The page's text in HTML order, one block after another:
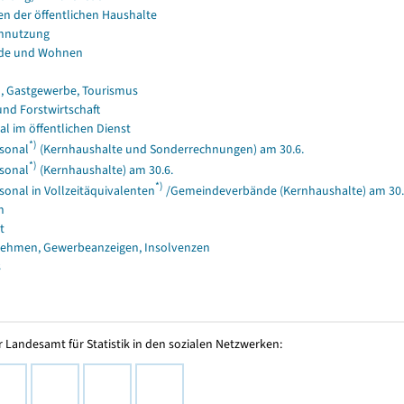
der öffentlichen Haushalte
und Wohnen
Gastgewerbe, Tourismus
Forstwirtschaft
im öffentlichen Dienst
*) (Kernhaushalte und Sonderrechnungen) am 30.6.
*) (Kernhaushalte) am 30.6.
in Vollzeitäquivalenten*) /Gemeindeverbände (Kernhaushalte) am
Gewerbeanzeigen, Insolvenzen
Landesamt für Statistik in den sozialen Netzwerken: